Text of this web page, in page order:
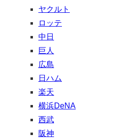
ヤクルト
ロッテ
中日
巨人
広島
日ハム
楽天
横浜DeNA
西武
阪神